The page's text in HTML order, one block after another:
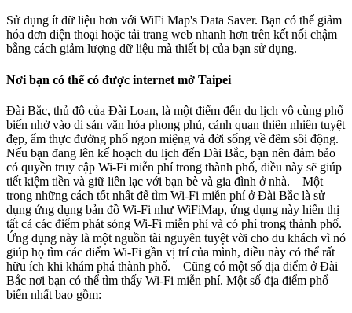
Sử dụng ít dữ liệu hơn với WiFi Map's Data Saver. Bạn có thể giảm
hóa đơn điện thoại hoặc tải trang web nhanh hơn trên kết nối chậm
bằng cách giảm lượng dữ liệu mà thiết bị của bạn sử dụng.
Nơi bạn có thể có được internet mở Taipei
Đài Bắc, thủ đô của Đài Loan, là một điểm đến du lịch vô cùng phổ
biến nhờ vào di sản văn hóa phong phú, cảnh quan thiên nhiên tuyệt
đẹp, ẩm thực đường phố ngon miệng và đời sống về đêm sôi động.
Nếu bạn đang lên kế hoạch du lịch đến Đài Bắc, bạn nên đảm bảo
có quyền truy cập Wi-Fi miễn phí trong thành phố, điều này sẽ giúp
tiết kiệm tiền và giữ liên lạc với bạn bè và gia đình ở nhà. Một
trong những cách tốt nhất để tìm Wi-Fi miễn phí ở Đài Bắc là sử
dụng ứng dụng bản đồ Wi-Fi như WiFiMap, ứng dụng này hiển thị
tất cả các điểm phát sóng Wi-Fi miễn phí và có phí trong thành phố.
Ứng dụng này là một nguồn tài nguyên tuyệt vời cho du khách vì nó
giúp họ tìm các điểm Wi-Fi gần vị trí của mình, điều này có thể rất
hữu ích khi khám phá thành phố. Cũng có một số địa điểm ở Đài
Bắc nơi bạn có thể tìm thấy Wi-Fi miễn phí. Một số địa điểm phổ
biến nhất bao gồm: